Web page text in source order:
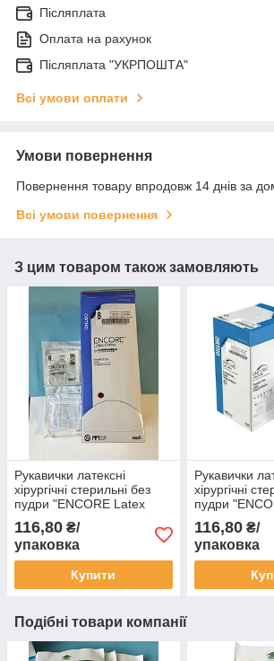
Післяплата
Оплата на рахунок
Післяплата "УКРПОШТА"
Всі умови оплати
Умови повернення
Повернення товару впродовж 14 днів за
Всі умови повернення
З цим товаром також замовляють
Рукавички латексні
хірургічні стерильні без
пудри "ENCORE Latex
116,80 ₴/
упаковка
Купити
Рукавички
хірургічні
пудри
116,80₴/
упаковка
Подібні товари компанії